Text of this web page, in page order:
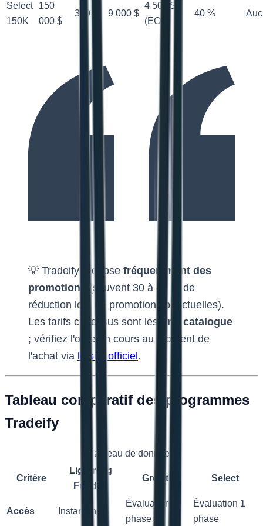
Select
150K
150
000 $
369 $ 9 000 $
4 500 $
(EOD)
40 %
💡 Tradeify propose fréquemment des
promotions
(souvent 30 à 40 % de
réduction lors de promotions ponctuelles).
Les tarifs ci-dessus sont les
prix catalogue
; vérifiez l'offre en cours au moment de
l'achat via
le site officiel .
Tableau comparatif des programmes
Tradeify
Tableau de données
Critère
Lightning
Funded
Growth Select
Accès Instantané
Évaluation 1
phase
Évaluation 1
phase